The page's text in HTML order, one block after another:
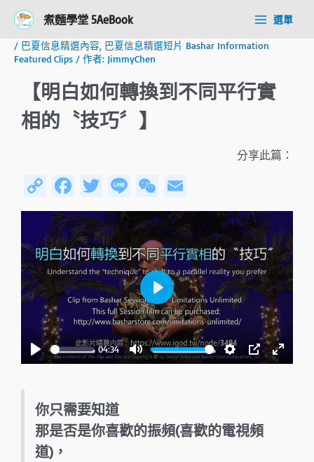
煮麵學堂 5AeBook
Main
Menu
選單
/ 巴夏信息精選內容 巴夏信息精選短片 Bashar Information
Featured Clips / 作者: JimmyChen
【明白如何轉換到不同平行實
相的〝技巧〞】
分享此篇：
C
o
py
Li
n
k
Fa
ce
b
o
ok
T
wi
tt
er
Li
n
e
W
e
C
h
at
m
ail
P
a
y
04:34
M
e
S
t
i
P
E
P
l
a
y
你只需要知道
那是否是你喜歡的振頻(喜歡的電視頻
道)，
navigation